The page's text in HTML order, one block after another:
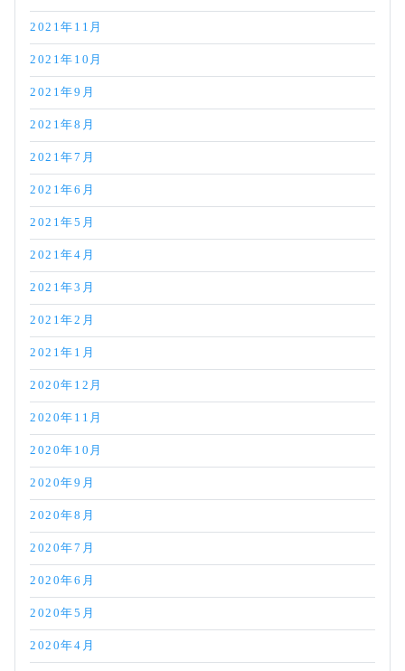
2021年11月
2021年10月
2021年9月
2021年8月
2021年7月
2021年6月
2021年5月
2021年4月
2021年3月
2021年2月
2021年1月
2020年12月
2020年11月
2020年10月
2020年9月
2020年8月
2020年7月
2020年6月
2020年5月
2020年4月